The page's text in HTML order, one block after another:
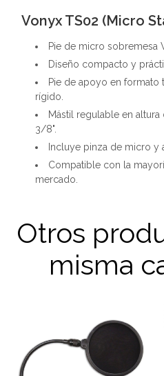
Vonyx TS02 (Micro
Pie de micro sobremesa
Diseño compacto y
Pie de apoyo en formato
rígido.
Mástil regulable en
3/8".
Incluye pinza de micro y
Compatible con la
mercado.
Otros
misma